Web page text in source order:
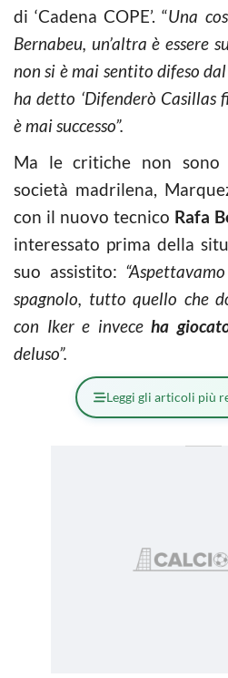
di ‘Cadena COPE’. “Una
Bernabeu, un’altra è essere
non si è mai sentito difeso
ha detto ‘Difenderò Casillas
è mai successo”.
Ma le critiche non
società madrilena,
con il nuovo tecnico Rafa
interessato prima della
suo assistito:
spagnolo, tutto quello che
con Iker e inveceha
deluso”.
Leggi gli articoli più